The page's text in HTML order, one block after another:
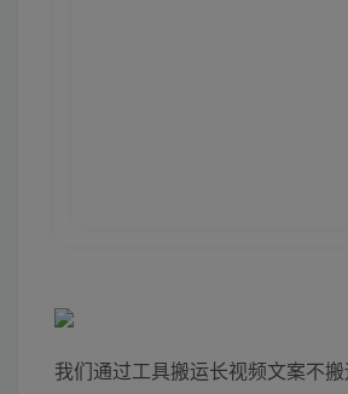
我们通过工具搬运长视频文案不